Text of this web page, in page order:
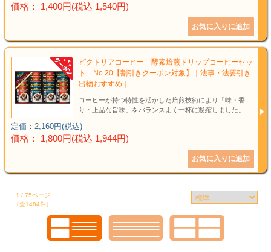
価格： 1,400円(税込 1,540円)
ビクトリアコーヒー 酵素焙煎ドリップコーヒーセッ
ト No.20【割引きクーポン対象】｜法事・法要引き
出物おすすめ｜
コーヒーが持つ特性を活かした焙煎技術により「味・香
り・上品な旨味」をバランスよく一杯に凝縮しました。
定価： 2,160円(税込)
価格： 1,800円(税込 1,944円)
1 / 75ページ
（全1484件）